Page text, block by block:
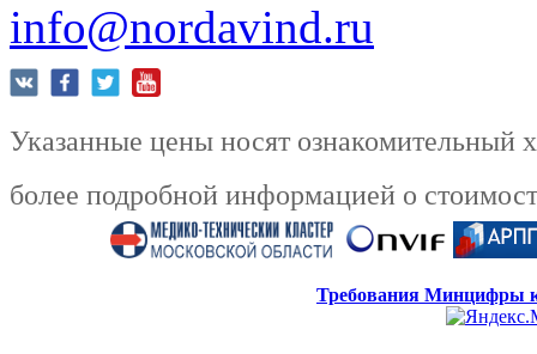
info@nordavind.ru
Указанные цены носят ознакомительный
более подробной информацией о
Требования Минцифры